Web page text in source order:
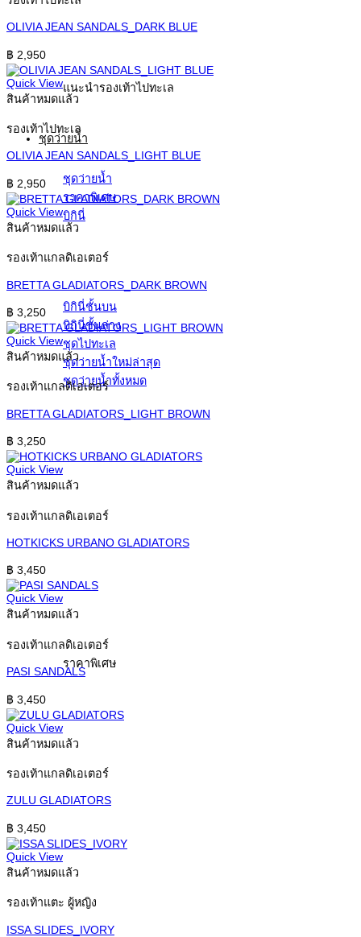
แนะนำรองเท้าไปทะเล
ชุดว่ายน้ำ
ชุดว่ายน้ำ
ราคาพิเศษ
บิกินี่
บิกินี่ชั้นบน
บิกินี่ชั้นล่าง
ชุดไปทะเล
ชุดว่ายน้ำใหม่ล่าสุด
ชุดว่ายน้ำทั้งหมด
ราคาพิเศษ
OLIVIA JEAN SANDALS_DARK BLUE
฿ 2,950
Quick View
สินค้าหมดแล้ว
รองเท้าไปทะเล
OLIVIA JEAN SANDALS_LIGHT BLUE
฿ 2,950
Quick View
สินค้าหมดแล้ว
รองเท้าแกลดิเอเตอร์
BRETTA GLADIATORS_DARK BROWN
฿ 3,250
Quick View
สินค้าหมดแล้ว
รองเท้าแกลดิเอเตอร์
BRETTA GLADIATORS_LIGHT BROWN
฿ 3,250
Quick View
สินค้าหมดแล้ว
รองเท้าแกลดิเอเตอร์
HOTKICKS URBANO GLADIATORS
฿ 3,450
Quick View
สินค้าหมดแล้ว
รองเท้าแกลดิเอเตอร์
PASI SANDALS
฿ 3,450
Quick View
สินค้าหมดแล้ว
รองเท้าแกลดิเอเตอร์
ZULU GLADIATORS
฿ 3,450
Quick View
สินค้าหมดแล้ว
รองเท้าแตะ ผู้หญิง
ISSA SLIDES_IVORY